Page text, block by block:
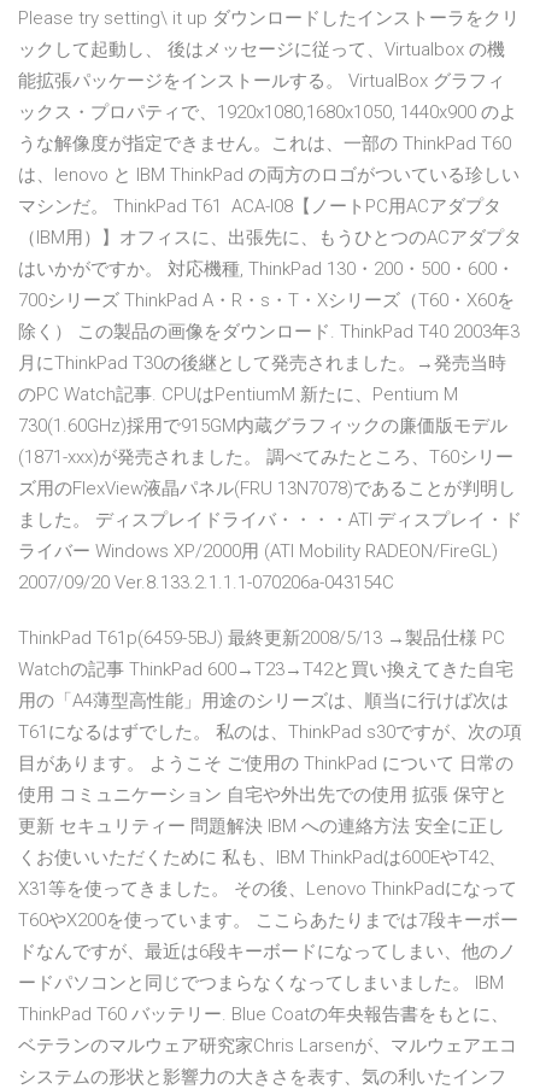
Please try setting\ it up ダウンロードしたインストーラをクリ
ックして起動し、 後はメッセージに従って、Virtualbox の機
能拡張パッケージをインストールする。 VirtualBox グラフィ
ックス・プロパティで、1920x1080,1680x1050, 1440x900 のよ
うな解像度が指定できません。これは、一部の ThinkPad T60
は、lenovo と IBM ThinkPad の両方のロゴがついている珍しい
マシンだ。 ThinkPad T61 ACA-I08【ノートPC用ACアダプタ
（IBM用）】オフィスに、出張先に、もうひとつのACアダプタ
はいかがですか。 対応機種, ThinkPad 130・200・500・600・
700シリーズ ThinkPad A・R・s・T・Xシリーズ（T60・X60を
除く） この製品の画像をダウンロード. ThinkPad T40 2003年3
月にThinkPad T30の後継として発売されました。→発売当時
のPC Watch記事. CPUはPentiumM 新たに、Pentium M
730(1.60GHz)採用で915GM内蔵グラフィックの廉価版モデル
(1871-xxx)が発売されました。 調べてみたところ、T60シリー
ズ用のFlexView液晶パネル(FRU 13N7078)であることが判明し
ました。 ディスプレイドライバ・・・・ATI ディスプレイ・ド
ライバー Windows XP/2000用 (ATI Mobility RADEON/FireGL)
2007/09/20 Ver.8.133.2.1.1.1-070206a-043154C
ThinkPad T61p(6459-5BJ) 最終更新2008/5/13 →製品仕様 PC
Watchの記事 ThinkPad 600→T23→T42と買い換えてきた自宅
用の「A4薄型高性能」用途のシリーズは、順当に行けば次は
T61になるはずでした。 私のは、ThinkPad s30ですが、次の項
目があります。 ようこそ ご使用の ThinkPad について 日常の
使用 コミュニケーション 自宅や外出先での使用 拡張 保守と
更新 セキュリティー 問題解決 IBM への連絡方法 安全に正し
くお使いいただくために 私も、IBM ThinkPadは600EやT42、
X31等を使ってきました。 その後、Lenovo ThinkPadになって
T60やX200を使っています。 ここらあたりまでは7段キーボー
ドなんですが、最近は6段キーボードになってしまい、他のノ
ードパソコンと同じでつまらなくなってしまいました。 IBM
ThinkPad T60 バッテリー. Blue Coatの年央報告書をもとに、
ベテランのマルウェア研究家Chris Larsenが、マルウェアエコ
システムの形状と影響力の大きさを表す、気の利いたインフ